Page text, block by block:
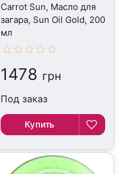
Carrot Sun, Масло для
загара, Sun Oil Gold, 200
мл
1478 грн
Под заказ
Купить